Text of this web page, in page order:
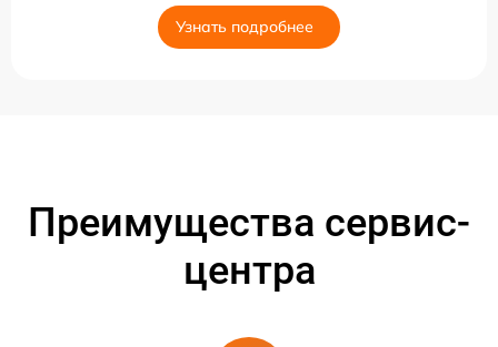
Узнать подробнее
Преимущества сервис-
центра